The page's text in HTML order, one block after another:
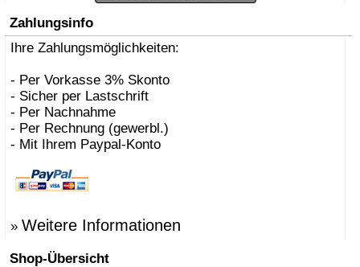
Zahlungsinfo
Ihre Zahlungsmöglichkeiten:
- Per Vorkasse 3% Skonto
- Sicher per Lastschrift
- Per Nachnahme
- Per Rechnung (gewerbl.)
- Mit Ihrem Paypal-Konto
» Weitere Informationen
Shop-Übersicht